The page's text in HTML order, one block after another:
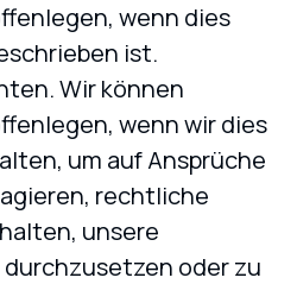
wenn dies
ist.
Wir können
wenn wir dies
um auf Ansprüche
rechtliche
unsere
oder zu